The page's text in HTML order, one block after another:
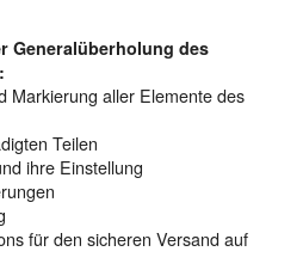
Generalüberholung des
Markierung aller Elemente des
Teilen
ihre Einstellung
für den sicheren Versand auf